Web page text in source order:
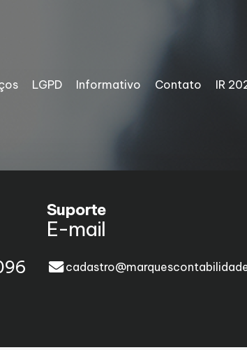
LGPD Informativo Contato IR
Suporte
E-mail